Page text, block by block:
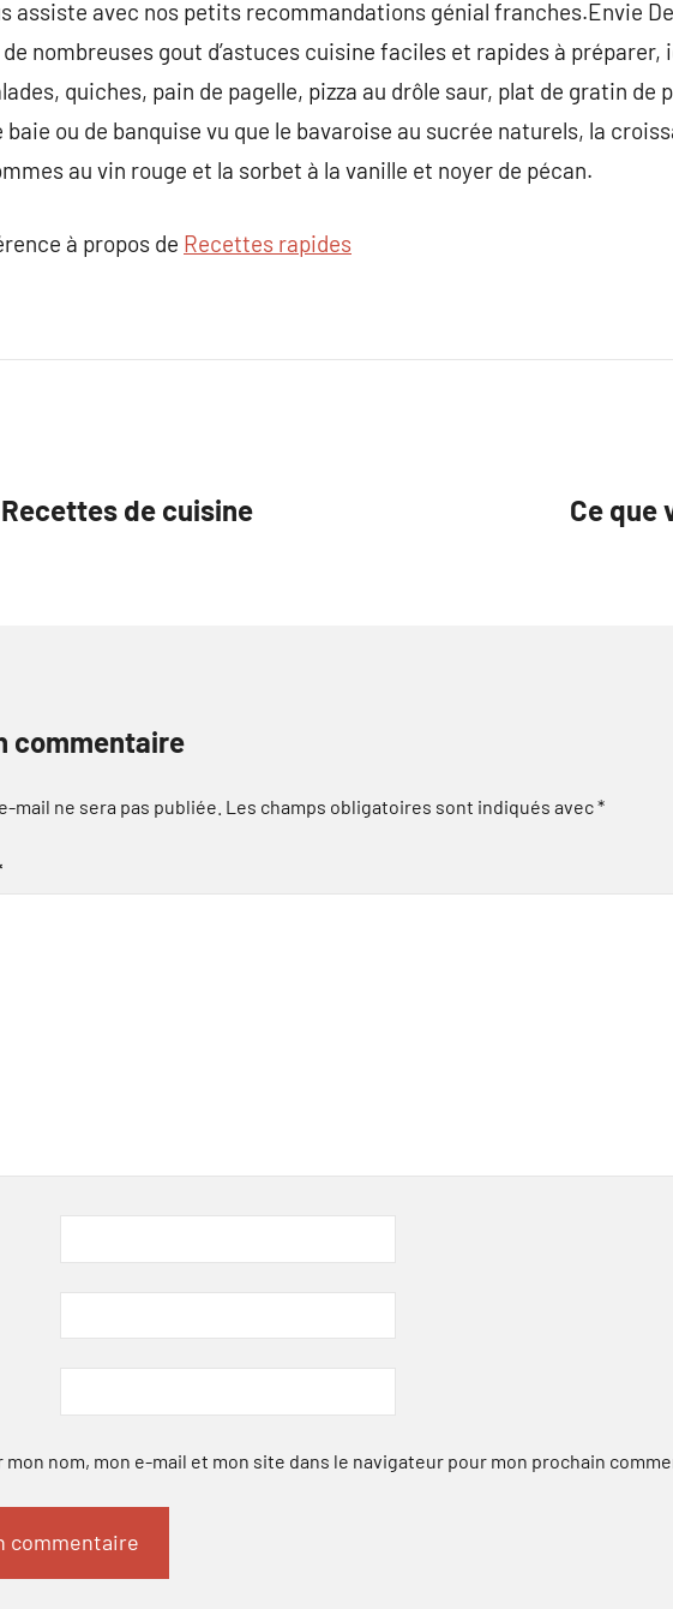
assiste avec nos petits recommandations génial franches.Envie
de nombreuses gout d’astuces cuisine faciles et rapides à
quiches, pain de pagelle, pizza au drôle saur, plat de gratin de
ou de banquise vu que le bavaroise au sucrée naturels, la
au vin rouge et la sorbet à la vanille et noyer de pécan.
à propos de Recettes rapides
de cuisine Ce que
commentaire
mail ne sera pas publiée. Les champs obligatoires sont indiqués avec*
nom, mon e-mail et mon site dans le navigateur pour mon prochain